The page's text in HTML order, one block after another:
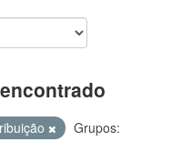
Grupos: